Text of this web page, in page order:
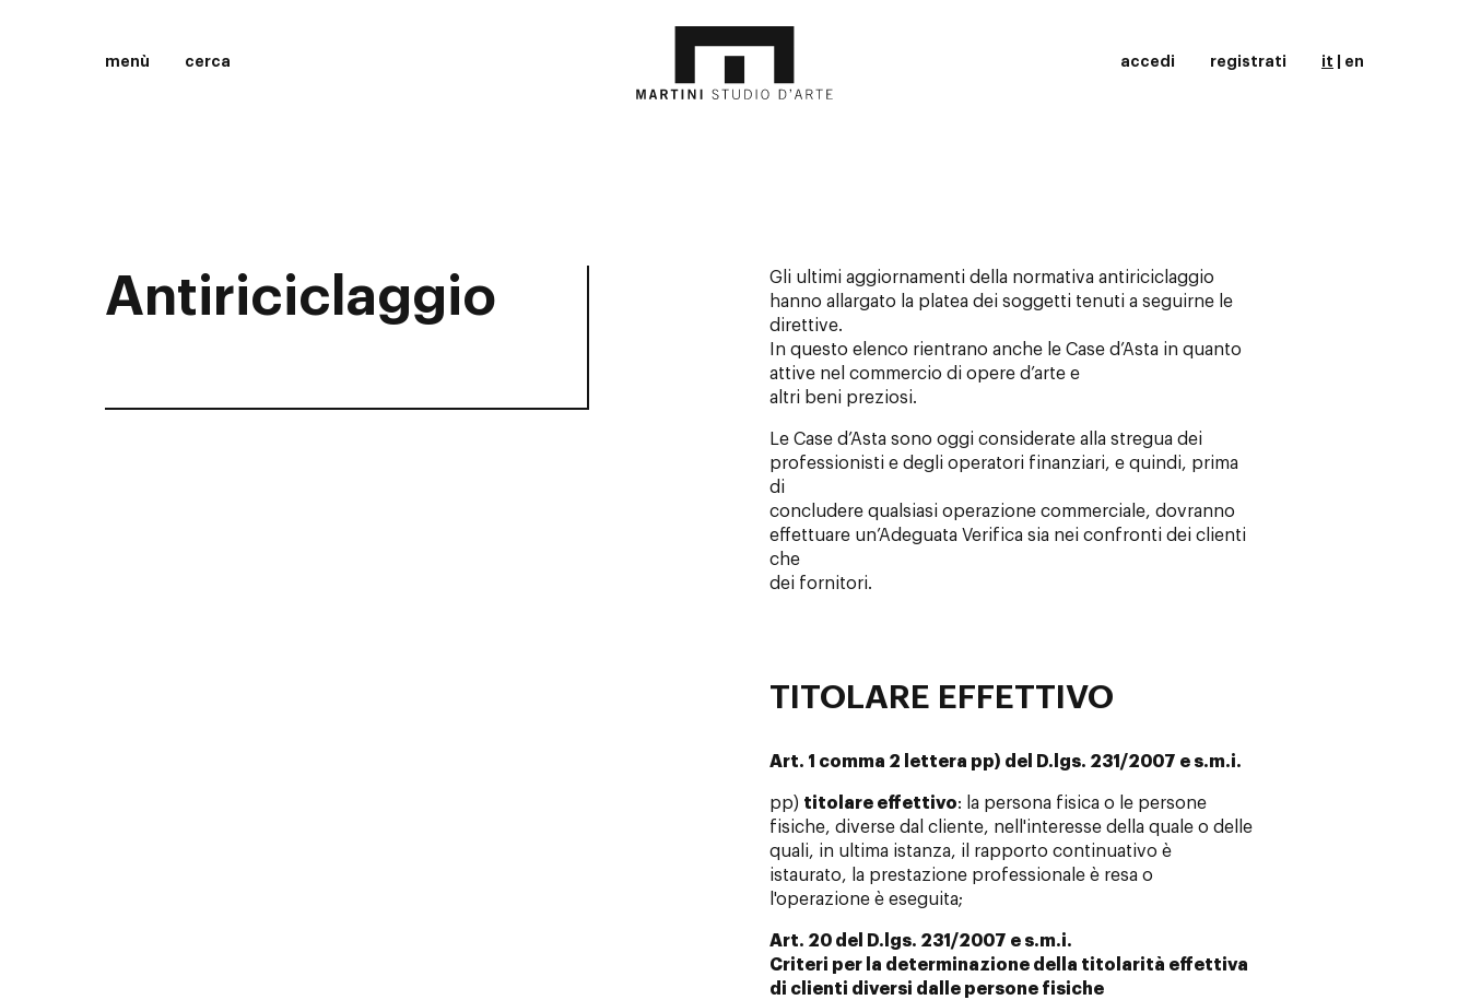
menù cerca accedi registrati it en
Antiriciclaggio
Gli ultimi aggiornamenti della normativa antiriciclaggio
hanno allargato la platea dei soggetti tenuti a seguirne le
direttive.
In questo elenco rientrano anche le Case d’Asta in quanto
attive nel commercio di opere d’arte e
altri beni preziosi.
Le Case d’Asta sono oggi considerate alla stregua dei
professionisti e degli operatori finanziari, e quindi, prima
di
concludere qualsiasi operazione commerciale, dovranno
effettuare un’Adeguata Verifica sia nei confronti dei clienti
che
dei fornitori.
TITOLARE EFFETTIVO
Art. 1 comma 2 lettera pp) del D.lgs. 231/2007 e s.m.i.
pp) titolare effettivo: la persona fisica o le persone
fisiche, diverse dal cliente, nell'interesse della quale o delle
quali, in ultima istanza, il rapporto continuativo è
istaurato, la prestazione professionale è resa o
l'operazione è eseguita;
Art. 20 del D.lgs. 231/2007 e s.m.i.
Criteri per la determinazione della titolarità effettiva
di clienti diversi dalle persone fisiche